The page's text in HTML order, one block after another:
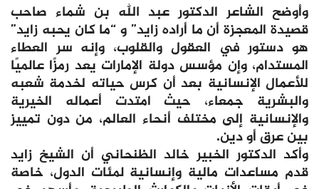
وأوضح الشاعر الدكتور عبد الله بن شماء صاحب
قصيدة المعجزة أن ما أراده زايد” و “ما كان يحبه زايد”
هو دستور في العقول والقلوب، وإنه سر العطاء
المستدام، وإن مؤسس دولة الإمارات يعد رمزًا عالميًا
للأعمال الإنسانية بعد أن كرس حياته لخدمة شعبه
والبشرية جمعاء، حيث امتدت أعماله الخيرية
والإنسانية إلى مختلف أنحاء العالم، من دون تمييز
بين عرق أو دين.
وأكد الدكتور الخبير خالد الظنحاني أن الشيخ زايد
قدم مساعدات مالية وإنسانية لمئات الدول، خاصة